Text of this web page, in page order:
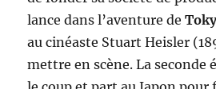
lance dans l’aventure de
au cinéaste Stuart Heisler
mettre en scène. La seconde